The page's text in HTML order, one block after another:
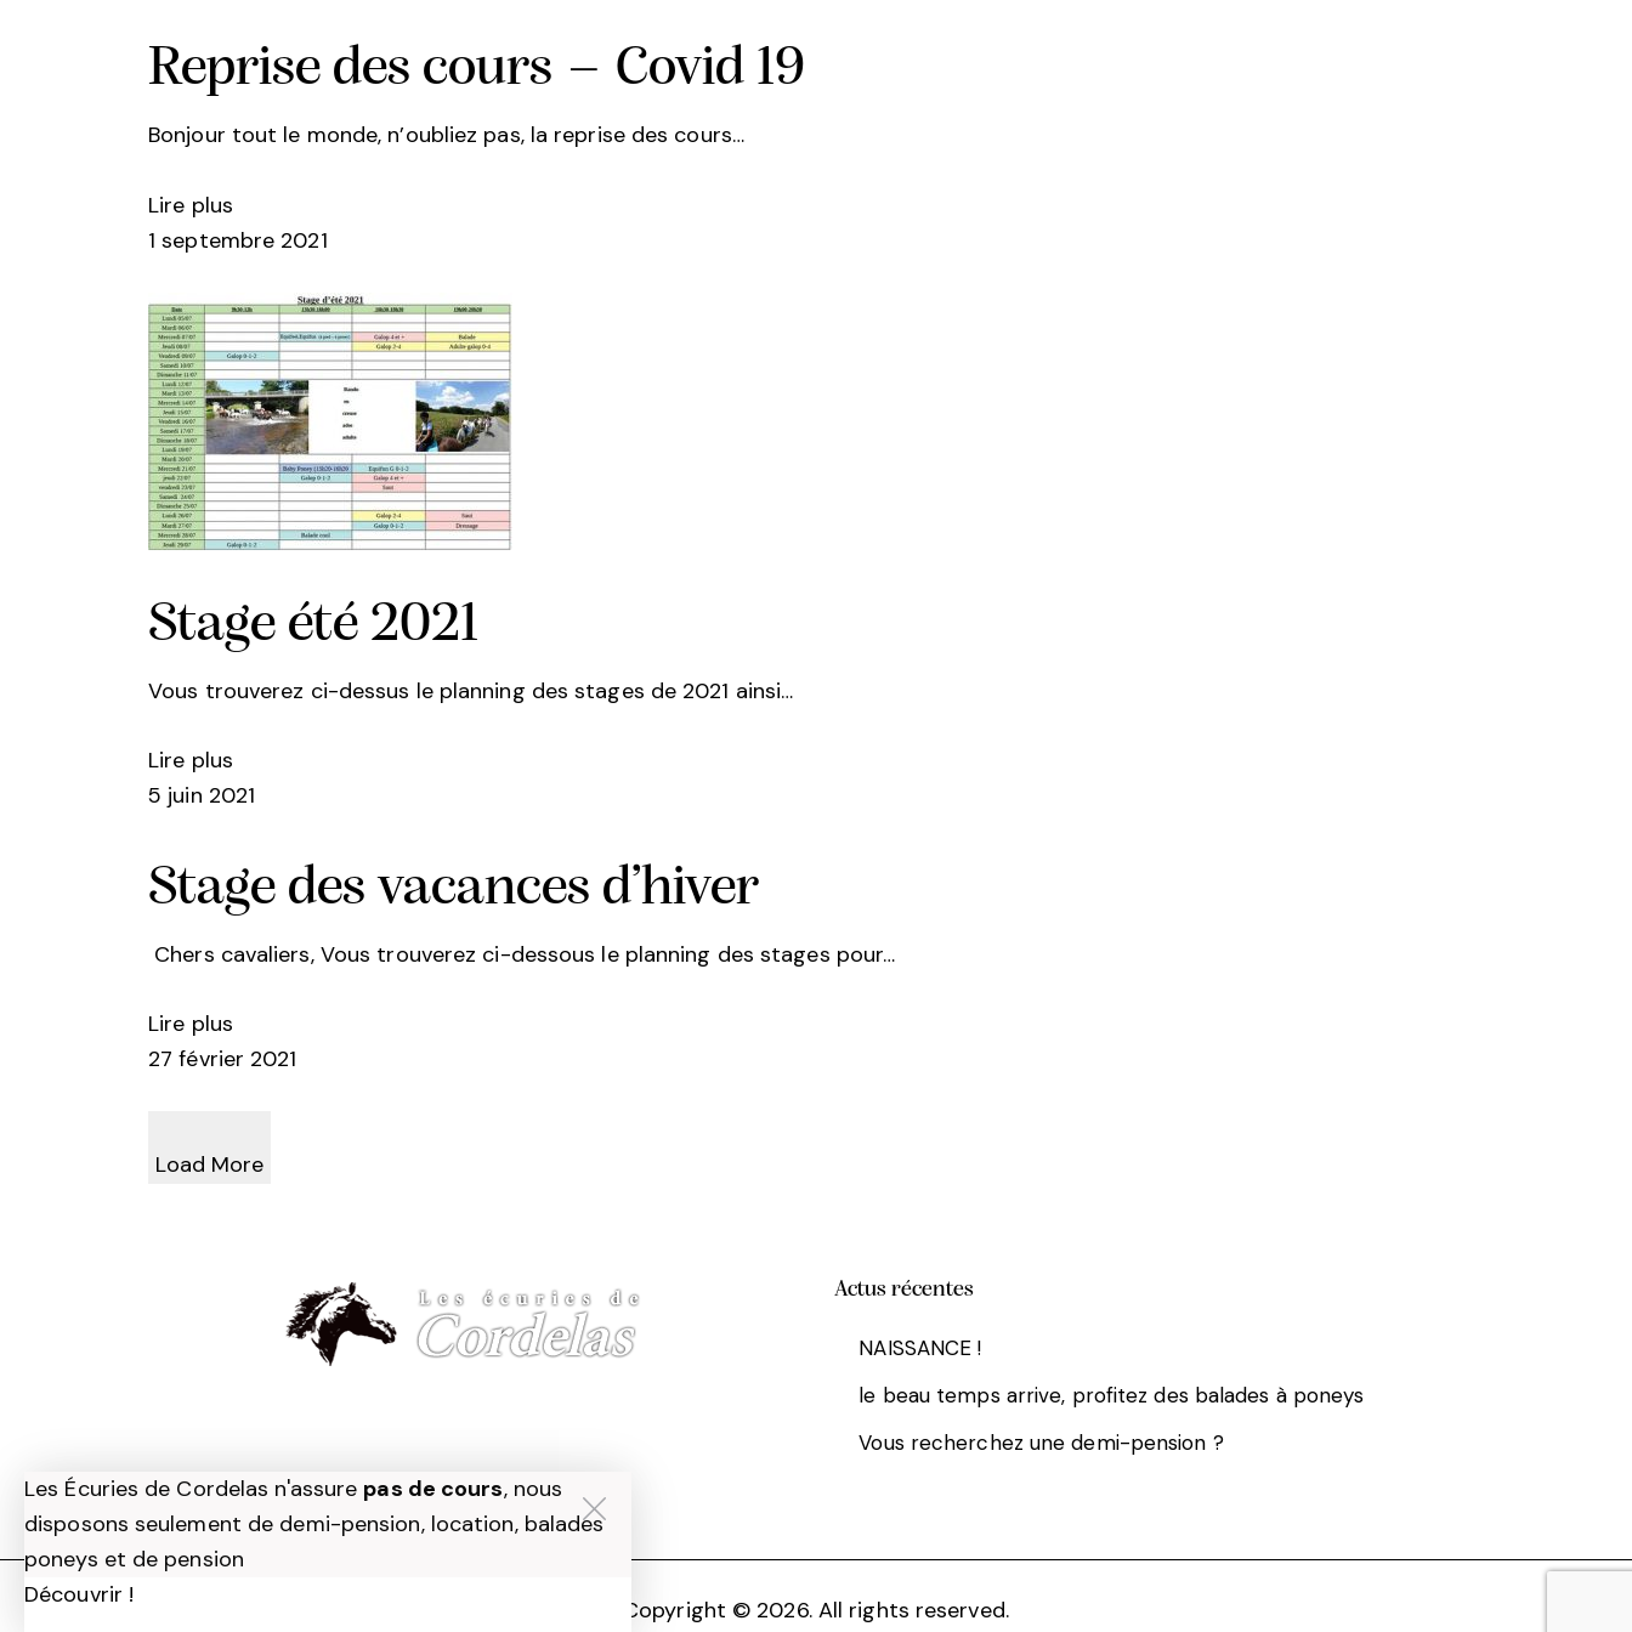
Reprise des cours – Covid 19
Bonjour tout le monde, n’oubliez pas, la reprise des cours…
Lire plus
1 septembre 2021
Stage été 2021
Vous trouverez ci-dessus le planning des stages de 2021 ainsi…
Lire plus
5 juin 2021
Stage des vacances d’hiver
Chers cavaliers, Vous trouverez ci-dessous le planning des stages pour…
Lire plus
27 février 2021
Load More
Actus récentes
NAISSANCE !
le beau temps arrive, profitez des balades à poneys
Vous recherchez une demi-pension ?
Copyright © 2026. All rights reserved.
Les Écuries de Cordelas n'assure pas de cours, nous
disposons seulement de demi-pension, location, balades
poneys et de pension
Découvrir !